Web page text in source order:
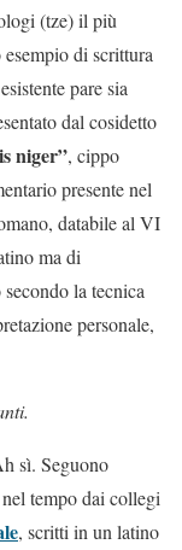
(tze) il più
esempio di scrittura
pare sia
dal cosidetto
niger”, cippo
presente nel
databile al VI
ma di
la tecnica
personale,
sì. Seguono
tempo dai collegi
, scritti in un latino